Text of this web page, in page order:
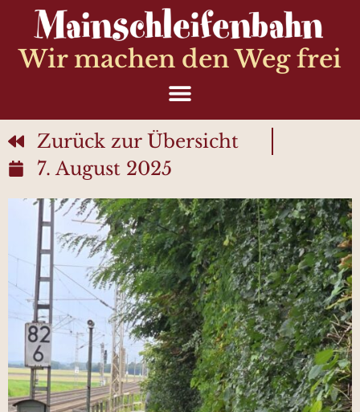
Wir machen den Weg frei
Zurück zur Übersicht
7. August 2025